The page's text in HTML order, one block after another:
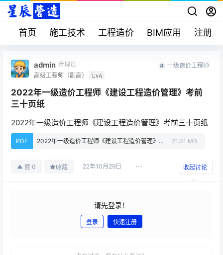
首页 施工技术 工程造价 BIM应用 注册考
admin 管理员
高级工程师（副高）
Lv4
一级造价工程师
2022年一级造价工程师《建设工程造价管理》考前
三十页纸
2022年一级造价工程师《建设工程造价管理》考前三十页纸
PDF 2022年一级造价工程师《建设工程造价管理》考前三十页纸.pdf 21.01 MB
赞 0 收藏 22年10月29日 收起讨论
请先登录！
登录 快速注册